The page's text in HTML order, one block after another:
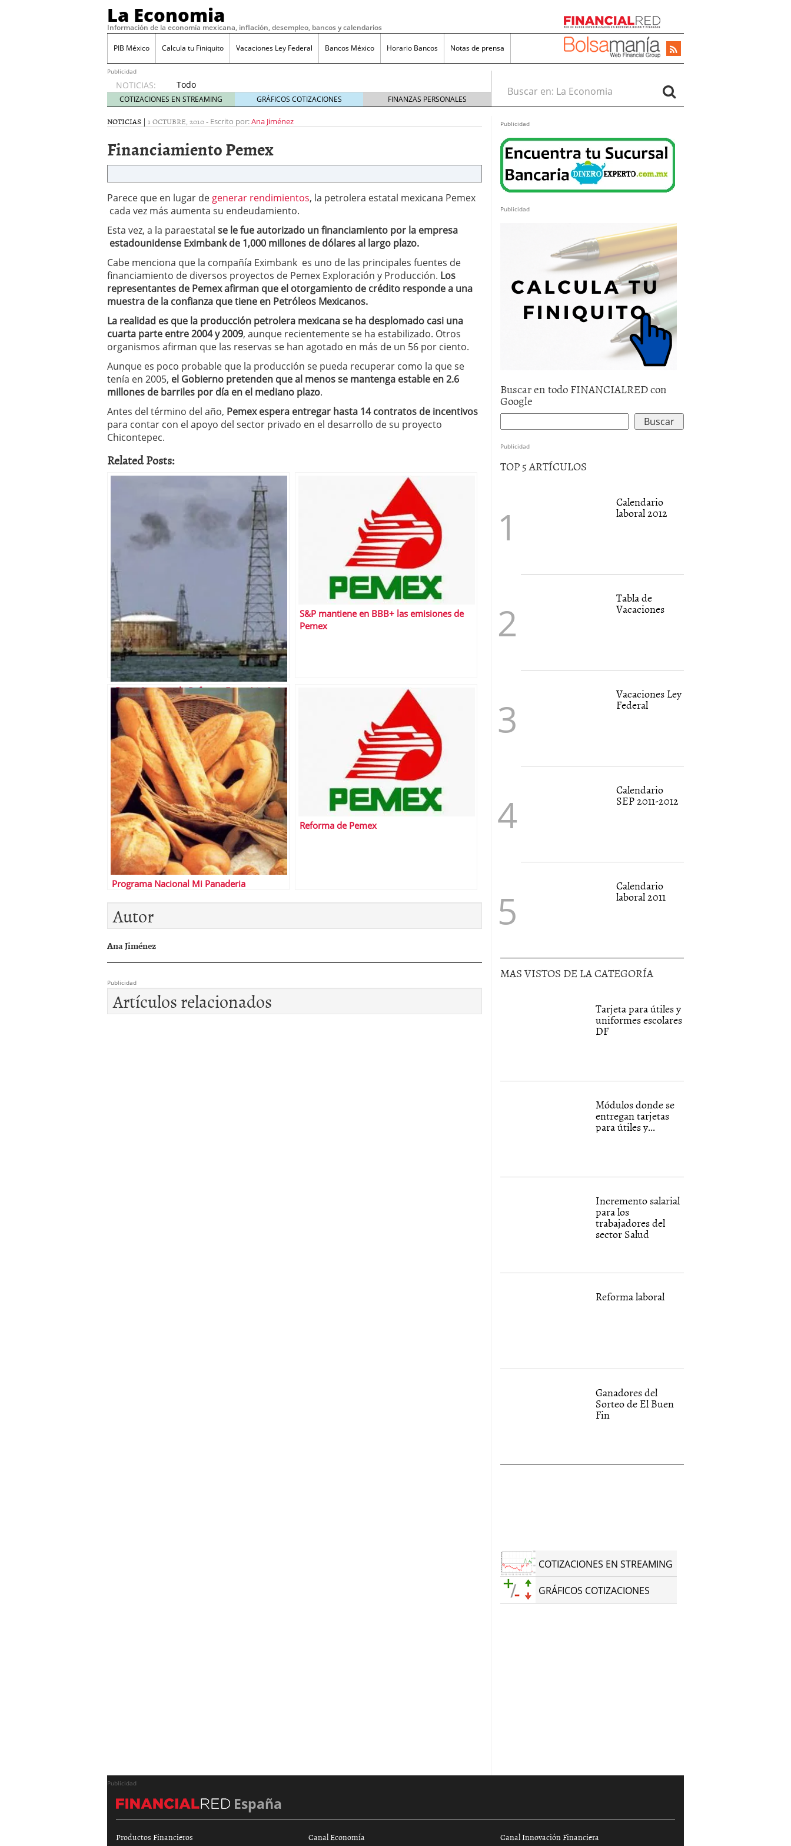
La Economia
Información de la economía mexicana, inflación, desempleo, bancos y calendarios
PIB México Calcula tu Finiquito Vacaciones Ley Federal Bancos México Horario Bancos Notas de prensa
Publicidad
NOTICIAS:
Todo
sobre
SIFX:
análisis
opiniones,
regulación,
seguridad
traders
en 2026
febrero
26, 2026
¿Cómo convertir el sueldo bruto a neto en México? noviembre 20, 2025
Cómo enfrentar la reforma de reducción de jornada laboral en México con
un software de control de asistencia julio 17, 2025
¿Cómo encontrar un seguro de auto económico? abril 9, 2025
Cómo acabará el año la economía mexicana; predicciones y avances
noviembre 29, 2024
COTIZACIONES EN STREAMING GRÁFICOS COTIZACIONES FINANZAS PERSONALES
Buscar en:
NOTICIAS | 1 OCTUBRE, 2010- Escrito por:Ana Jiménez
Financiamiento Pemex
Parece que en lugar de generar rendimientos, la petrolera estatal mexicana Pemex
cada vez más aumenta su endeudamiento.
Esta vez, a la paraestatal se le fue autorizado un financiamiento por la empresa
estadounidense Eximbank de 1,000 millones de dólares al largo plazo.
Cabe menciona que la compañía Eximbank es uno de las principales fuentes de
financiamiento de diversos proyectos de Pemex Exploración y Producción. Los
representantes de Pemex afirman que el otorgamiento de crédito responde a una
muestra de la confianza que tiene en Petróleos Mexicanos.
La realidad es que la producción petrolera mexicana se ha desplomado casi una
cuarta parte entre 2004 y 2009, aunque recientemente se ha estabilizado. Otros
organismos afirman que las reservas se han agotado en más de un 56 por ciento.
Aunque es poco probable que la producción se pueda recuperar como la que se
tenía en 2005, el Gobierno pretenden que al menos se mantenga estable en 2.6
millones de barriles por día en el mediano plazo.
Antes del término del año, Pemex espera entregar hasta 14 contratos de incentivos
para contar con el apoyo del sector privado en el desarrollo de su proyecto
Chicontepec.
Related Posts:
¿De qué se trata la Reforma Energética?
S&P mantiene en BBB+ las emisiones de
Pemex
Programa Nacional Mi Panaderia
Reforma de Pemex
Autor
Ana Jiménez
Publicidad
Artículos relacionados
Publicidad
Publicidad
Buscar en todo FINANCIALRED con
Google
Publicidad
TOP 5 ARTÍCULOS
Calendario
laboral 2012
Tabla de
Vacaciones
Vacaciones Ley
Federal
Calendario
SEP 2011-2012
Calendario
laboral 2011
MAS VISTOS DE LA CATEGORÍA
Tarjeta para útiles y
uniformes escolares
DF
Módulos donde se
entregan tarjetas
para útiles y...
Incremento salarial
para los
trabajadores del
sector Salud
Reforma laboral
Ganadores del
Sorteo de El Buen
Fin
COTIZACIONES EN STREAMING
GRÁFICOS COTIZACIONES
Publicidad
España
Productos Financieros Canal Economía Canal Innovación Financiera